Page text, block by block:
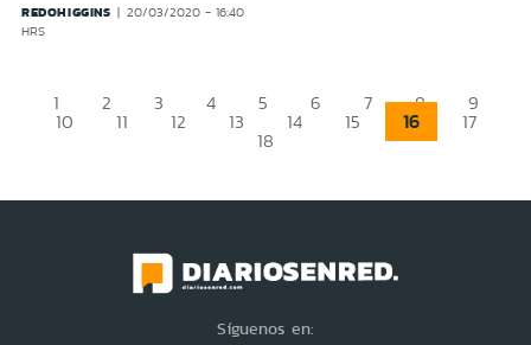
REDOHIGGINS
20/03/2020 - 16:40
HRS
1 2 3 4 5 6 7 8 9
10 11 12 13 14 15 16 17
18
Síguenos en: